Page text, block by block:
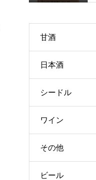
甘酒
日本酒
シードル
ワイン
その他
ビール